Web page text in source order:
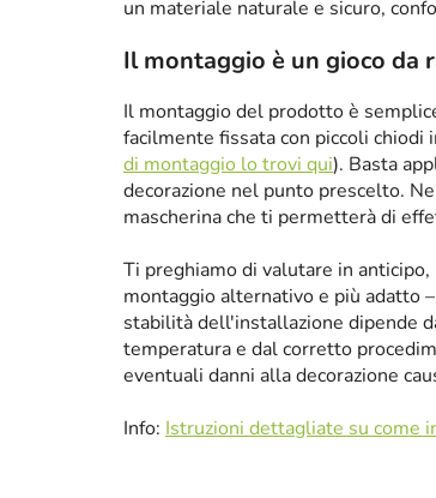
un materiale naturale e sicuro,
Il montaggio è un gioco da
Il montaggio del prodotto è
facilmente fissata con piccoli chiodi
di montaggio lo trovi qui). Basta
decorazione nel punto prescelto.
mascherina che ti permetterà di
Ti preghiamo di valutare in
montaggio alternativo e più adatto
stabilità dell'installazione dipende
temperatura e dal corretto
eventuali danni alla decorazione
Info: Istruzioni dettagliate su come